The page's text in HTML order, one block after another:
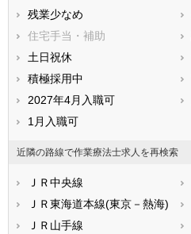
残業少なめ
住宅手当・補助
土日祝休
積極採用中
2027年4月入職可
1月入職可
近隣の路線で作業療法士求人を再検索
ＪＲ中央線
ＪＲ東海道本線(東京－熱海)
ＪＲ山手線